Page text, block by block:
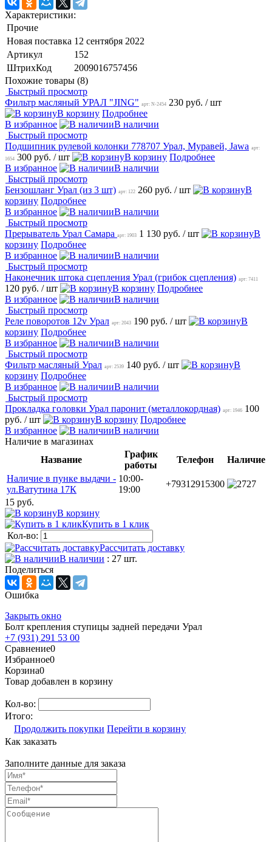
Характеристики:
Прочие
Новая поставка 12 сентября 2022
Артикул
152
ШтрихКод
2009016757456
Похожие товары (8)
Быстрый просмотр
Фильтр масляный УРАЛ "JING" арт: N-2454 230 руб. / шт
В корзину Подробнее
В избранное
В наличии
Быстрый просмотр
Подшипник рулевой колонки 778707 Урал, Муравей, Jawa арт:
1654 300 руб. / шт В корзину Подробнее
В избранное
В наличии
Быстрый просмотр
Бензошланг Урал (из 3 шт) арт: 122 260 руб. / шт
В
корзину Подробнее
В избранное
В наличии
Быстрый просмотр
Прерыватель Урал Самара арт: 1903 1 130 руб. / шт
В
корзину Подробнее
В избранное
В наличии
Быстрый просмотр
Наконечник штока сцепления Урал (грибок сцепления) арт: 7411
120 руб. / шт В корзину Подробнее
В избранное
В наличии
Быстрый просмотр
Реле поворотов 12v Урал арт: 2043 190 руб. / шт
В
корзину Подробнее
В избранное
В наличии
Быстрый просмотр
Фильтр масляный Урал арт: 2539 140 руб. / шт
В
корзину Подробнее
В избранное
В наличии
Быстрый просмотр
Прокладка головки Урал паронит (металлокордная) арт: 1946 100
руб. / шт В корзину Подробнее
В избранное
В наличии
Наличие в магазинах
Название
График
работы
Телефон
Наличие
Наличие в пунке выдачи -
ул.Ватутина 17К
10:00-
19:00
+79312915300
27
15 руб.
В корзину
Купить в 1 клик
Кол-во:
Рассчитать доставку
В наличии : 27 шт.
Поделиться
Ошибка
Закрыть окно
Болт крепления ступицы задней передачи Урал
+7 (931) 291 53 00
Сравнение0
Избранное0
Корзина0
Товар добавлен в корзину
Кол-во:
Итого:
Продолжить покупки Перейти в корзину
Как заказать
Заполните данные для заказа